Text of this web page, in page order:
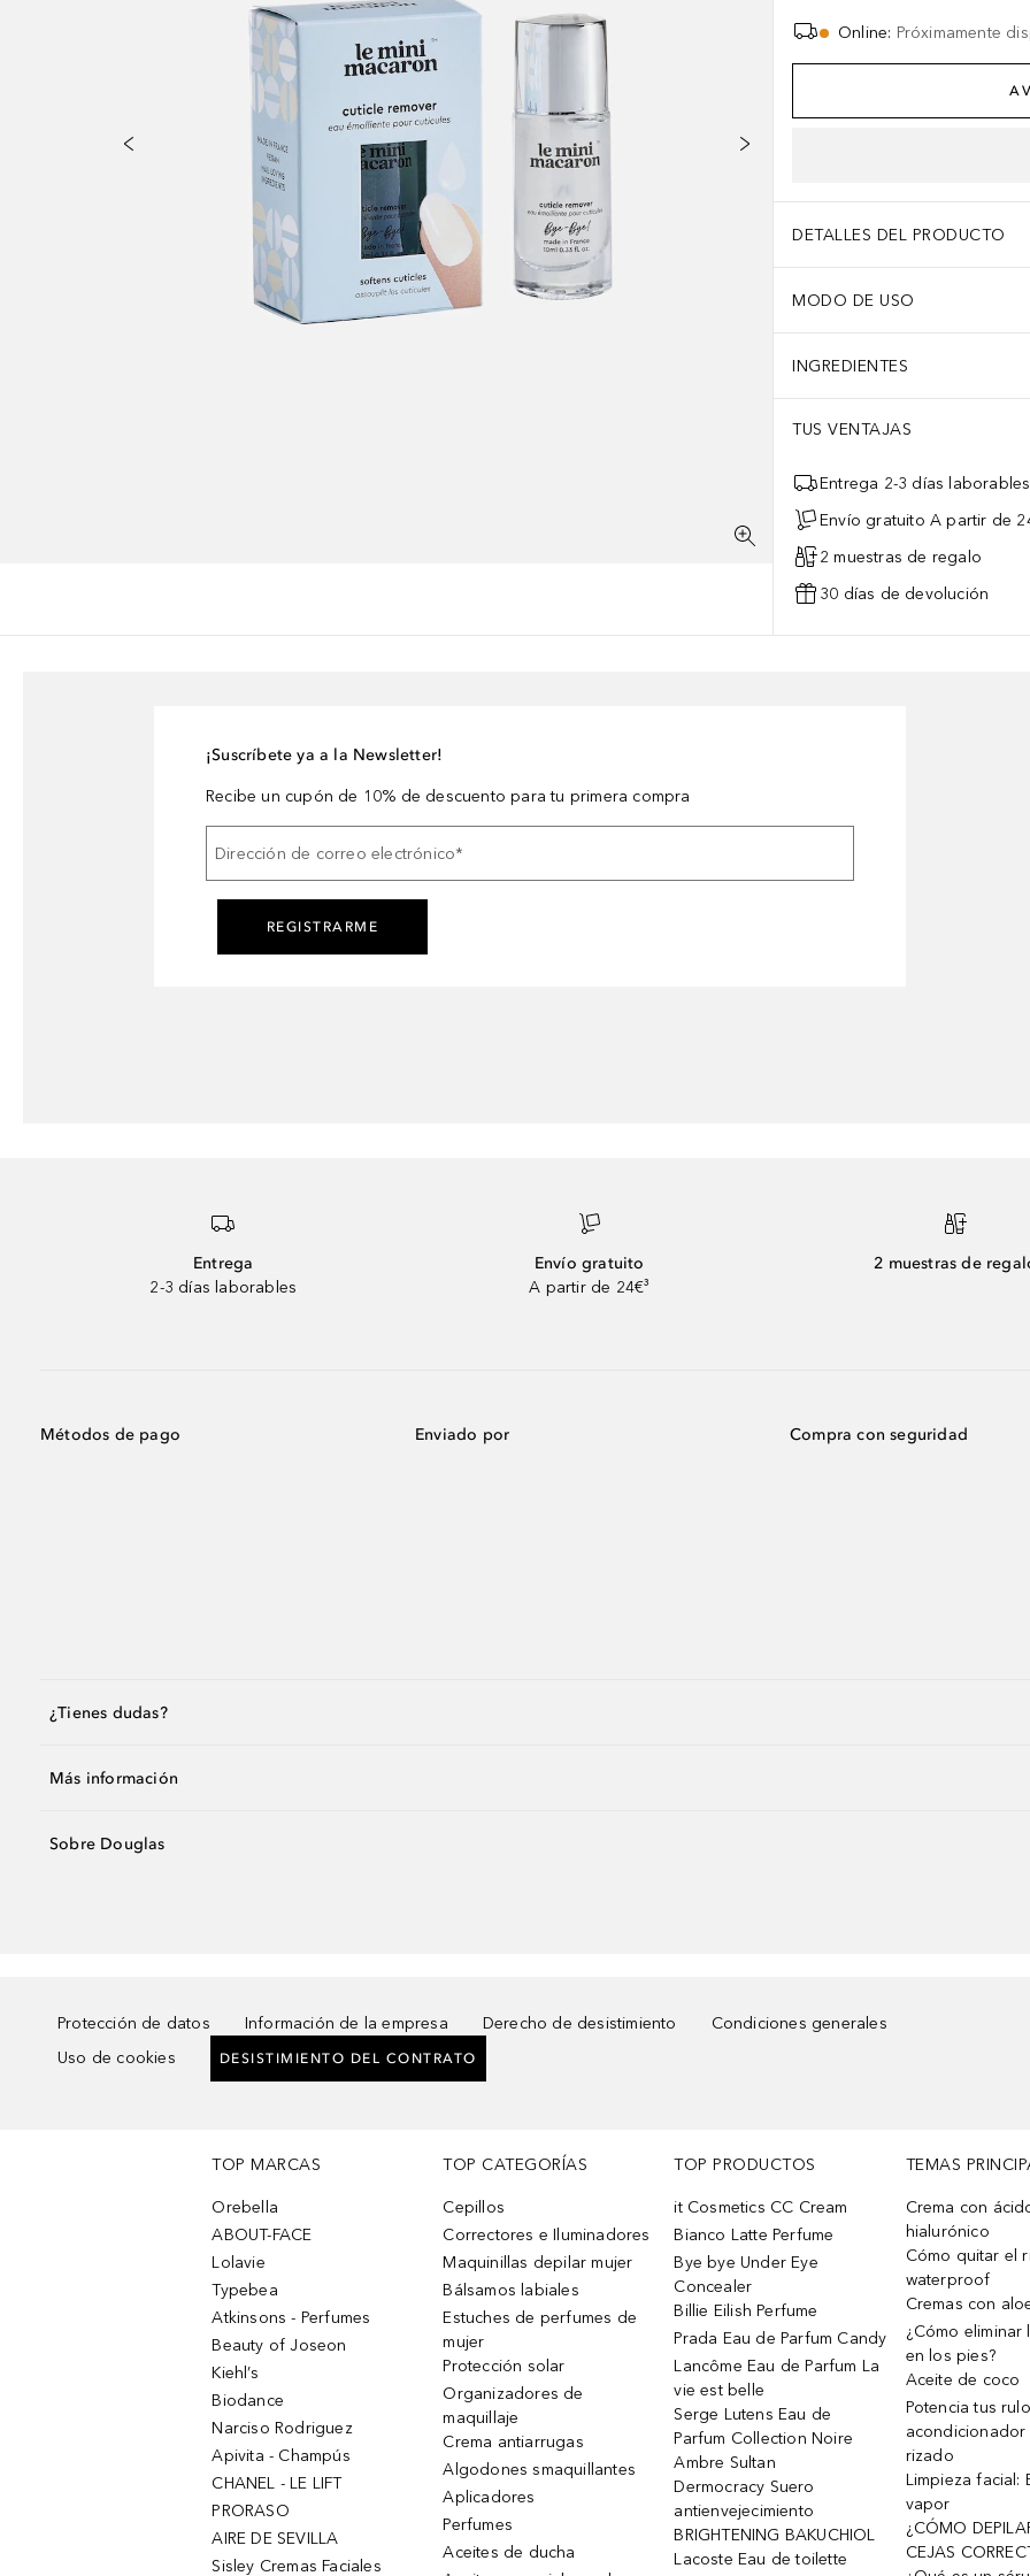
Online: Próximamente
DETALLES DEL PRODUCTO
MODO DE USO
INGREDIENTES
TUS VENTAJAS
Entrega 2-3 días laborables
Envío gratuito A partir de
2 muestras de regalo
30 días de devolución
¡Suscríbete ya a la Newsletter!
Recibe un cupón de 10% de descuento para tu primera compra
Dirección de correo electrónico*
REGISTRARME
Entrega
2-3 días laborables
Envío gratuito
A partir de 24€³
2 muestras de
Métodos de pago Enviado por Compra con seguridad
¿Tienes dudas?
Más información
Sobre Douglas
Protección de datos Información de la empresa Derecho de desistimiento
Condiciones generales
Uso de cookies
DESISTIMIENTO DEL CONTRATO
TOP MARCAS
Orebella
ABOUT-FACE
Lolavie
Typebea
Atkinsons - Perfumes
Beauty of Joseon
Kiehl’s
Biodance
Narciso Rodriguez
Apivita - Champús
CHANEL - LE LIFT
PRORASO
AIRE DE SEVILLA
Sisley Cremas Faciales
TOP CATEGORÍAS
Cepillos
Correctores e Iluminadores
Maquinillas depilar mujer
Bálsamos labiales
Estuches de perfumes de
mujer
Protección solar
Organizadores de
maquillaje
Crema antiarrugas
Algodones smaquillantes
Aplicadores
Perfumes
Aceites de ducha
TOP PRODUCTOS
it Cosmetics CC Cream
Bianco Latte Perfume
Bye bye Under Eye
Concealer
Billie Eilish Perfume
Prada Eau de Parfum Candy
Lancôme Eau de Parfum La
vie est belle
Serge Lutens Eau de
Parfum Collection Noire
Ambre Sultan
Dermocracy Suero
antienvejecimiento
BRIGHTENING BAKUCHIOL
Lacoste Eau de toilette
TEMAS
Crema con
hialurónico
Cómo quitar el
waterproof
Cremas con
¿Cómo eliminar
en los pies?
Aceite de coco
Potencia tus
rizado
Limpieza facial:
vapor
¿CÓMO
CEJAS